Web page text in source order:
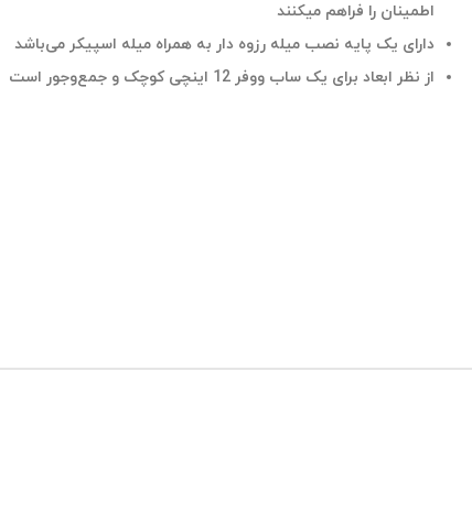
اطمینان را فراهم میکنند
دارای یک پایه نصب میله رزوه دار به همراه میله اسپیکر می‌باشد
از نظر ابعاد برای یک ساب ووفر 12 اینچی کوچک و جمع‌وجور است